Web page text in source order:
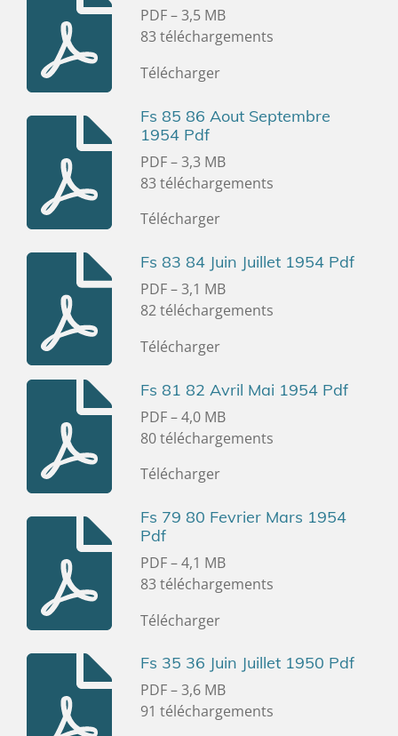
PDF – 3,5 MB
83 téléchargements
Télécharger
Fs 85 86 Aout Septembre
1954 Pdf
PDF – 3,3 MB
83 téléchargements
Télécharger
Fs 83 84 Juin Juillet 1954 Pdf
PDF – 3,1 MB
82 téléchargements
Télécharger
Fs 81 82 Avril Mai 1954 Pdf
PDF – 4,0 MB
80 téléchargements
Télécharger
Fs 79 80 Fevrier Mars 1954
Pdf
PDF – 4,1 MB
83 téléchargements
Télécharger
Fs 35 36 Juin Juillet 1950 Pdf
PDF – 3,6 MB
91 téléchargements